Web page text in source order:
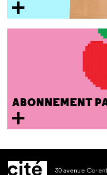
ABONNEMENT
30 avenue